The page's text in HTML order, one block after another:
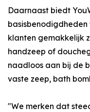
Daarnaast biedt
klanten gemakkelijk
handzeep of
naadloos aan bij de
vaste zeep, bath
"We merken dat